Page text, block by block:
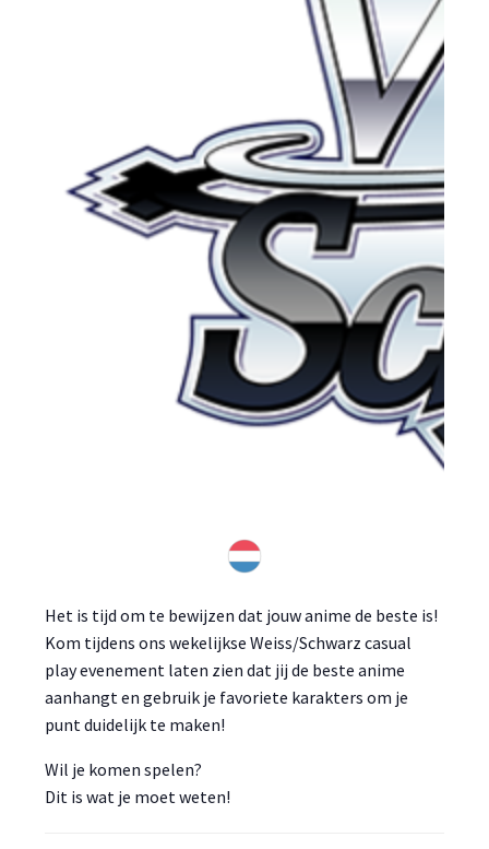
Het is tijd om te bewijzen dat jouw anime de beste is!
Kom tijdens ons wekelijkse Weiss/Schwarz casual
play evenement laten zien dat jij de beste anime
aanhangt en gebruik je favoriete karakters om je
punt duidelijk te maken!
Wil je komen spelen?
Dit is wat je moet weten!